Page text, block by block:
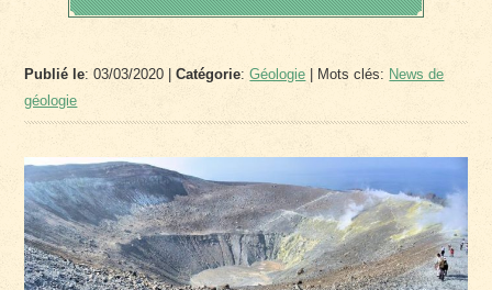
Publié le: 03/03/2020 |Catégorie:Géologie | Mots clés: News de
géologie